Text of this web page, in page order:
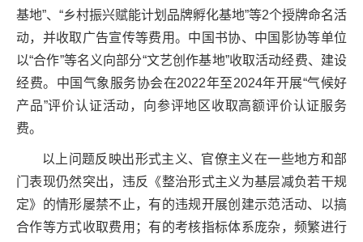
基地”、“乡村振兴赋能计划品牌孵化基地”等2个授牌命名活
动，并收取广告宣传等费用。中国书协、中国影协等单位
以“合作”等名义向部分“文艺创作基地”收取活动经费、建设
经费。中国气象服务协会在2022年至2024年开展“气候好
产品”评价认证活动，向参评地区收取高额评价认证服务
费。
以上问题反映出形式主义、官僚主义在一些地方和部
门表现仍然突出，违反《整治形式主义为基层减负若干规
定》的情形屡禁不止，有的违规开展创建示范活动、以搞
合作等方式收取费用；有的考核指标体系庞杂，频繁进行